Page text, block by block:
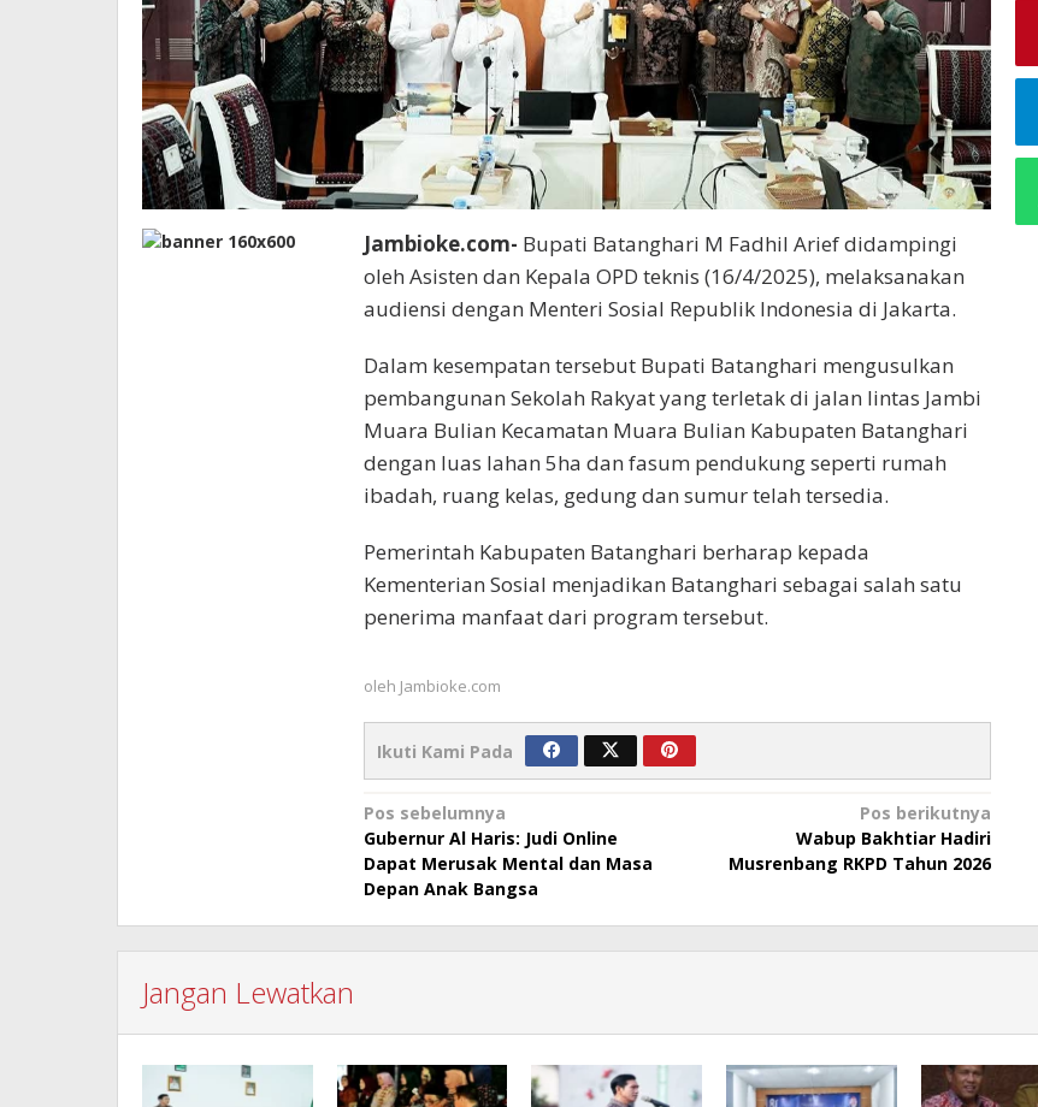
Jambioke.com- Bupati Batanghari M Fadhil Arief didampingi
oleh Asisten dan Kepala OPD teknis (16/4/2025), melaksanakan
audiensi dengan Menteri Sosial Republik Indonesia di Jakarta.
Dalam kesempatan tersebut Bupati Batanghari mengusulkan
pembangunan Sekolah Rakyat yang terletak di jalan lintas Jambi
Muara Bulian Kecamatan Muara Bulian Kabupaten Batanghari
dengan luas lahan 5ha dan fasum pendukung seperti rumah
ibadah, ruang kelas, gedung dan sumur telah tersedia.
Pemerintah Kabupaten Batanghari berharap kepada
Kementerian Sosial menjadikan Batanghari sebagai salah satu
penerima manfaat dari program tersebut.
oleh Jambioke.com
Ikuti Kami Pada
Navigasi
pos
Pos sebelumnya
Gubernur Al Haris: Judi Online
Dapat Merusak Mental dan Masa
Depan Anak Bangsa
Pos berikutnya
Wabup Bakhtiar Hadiri
Musrenbang RKPD Tahun 2026
Jangan Lewatkan